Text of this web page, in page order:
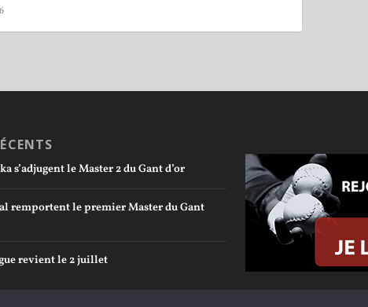
s’adjugent le Master 2 du Gant d’or
remportent le premier Master du Gant
revient le 2 juillet